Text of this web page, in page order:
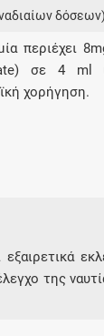
δόσεων)
περιέχει
σε 4 ml
χορήγηση.
της